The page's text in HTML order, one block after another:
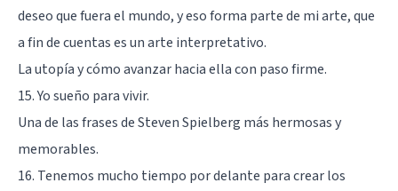
deseo que fuera el mundo, y eso forma parte de mi arte, que
a fin de cuentas es un arte interpretativo.
La utopía y cómo avanzar hacia ella con paso firme.
15. Yo sueño para vivir.
Una de las frases de Steven Spielberg más hermosas y
memorables.
16. Tenemos mucho tiempo por delante para crear los